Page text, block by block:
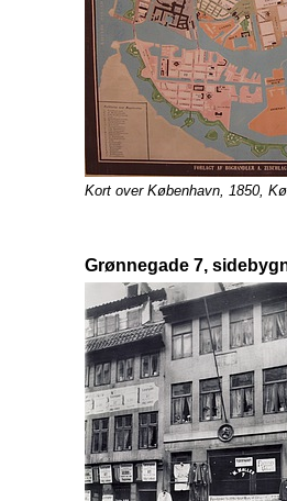
Kort over København, 1850,
Grønnegade 7,